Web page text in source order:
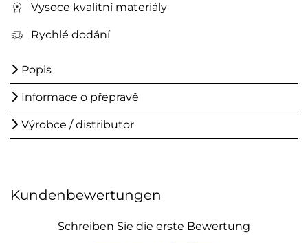
Vysoce kvalitní materiály
Rychlé dodání
Popis
Informace o přepravě
Výrobce / distributor
Kundenbewertungen
Schreiben Sie die erste Bewertung